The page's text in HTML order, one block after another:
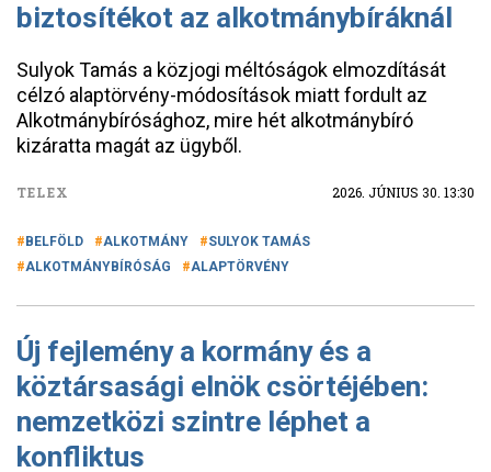
biztosítékot az alkotmánybíráknál
Sulyok Tamás a közjogi méltóságok elmozdítását
célzó alaptörvény-módosítások miatt fordult az
Alkotmánybírósághoz, mire hét alkotmánybíró
kizáratta magát az ügyből.
TELEX 2026. JÚNIUS 30. 13:30
BELFÖLD ALKOTMÁNY
SULYOK TAMÁS
ALKOTMÁNYBÍRÓSÁG
ALAPTÖRVÉNY
Új fejlemény a kormány és a
köztársasági elnök csörtéjében:
nemzetközi szintre léphet a
konfliktus